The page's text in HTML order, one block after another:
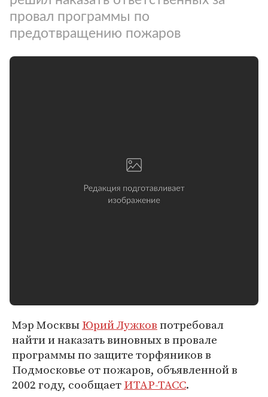
провал программы по
предотвращению пожаров
Мэр МосквыЮрий Лужковпотребовал
найти и наказать виновных в провале
программы по защите торфяников в
Подмосковье от пожаров, объявленной в
2002 году, сообщаетИТАР-ТАСС.